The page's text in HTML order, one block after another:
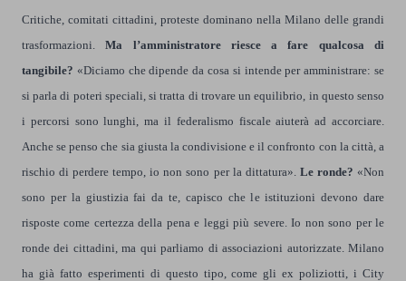
Critiche, comitati cittadini, proteste dominano nella Milano delle grandi
trasformazioni.Ma l’amministratore riesce a fare qualcosa di
tangibile? «Diciamo che dipende da cosa si intende per amministrare: se
si parla di poteri speciali, si tratta di trovare un equilibrio, in questo senso
i percorsi sono lunghi, ma il federalismo fiscale aiuterà ad accorciare.
Anche se penso che sia giusta la condivisione e il confronto con la città, a
rischio di perdere tempo, io non sono per la dittatura». Le ronde? «Non
sono per la giustizia fai da te, capisco che le istituzioni devono dare
risposte come certezza della pena e leggi più severe. Io non sono per le
ronde dei cittadini, ma qui parliamo di associazioni autorizzate. Milano
ha già fatto esperimenti di questo tipo, come gli ex poliziotti, i City